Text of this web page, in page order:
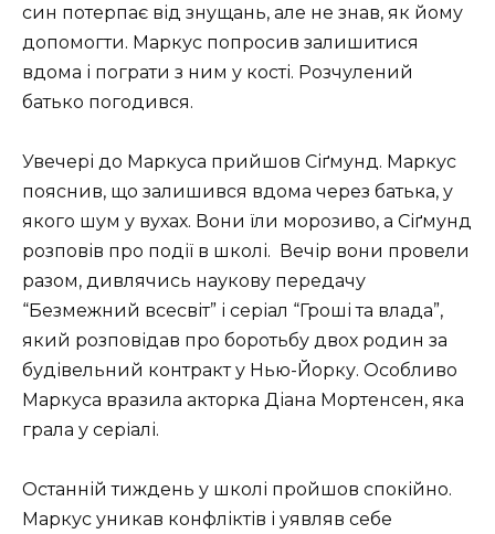
син потерпає від знущань, але не знав, як йому
допомогти. Маркус попросив залишитися
вдома і пограти з ним у кості. Розчулений
батько погодився.
Увечері до Маркуса прийшов Сіґмунд. Маркус
пояснив, що залишився вдома через батька, у
якого шум у вухах. Вони їли морозиво, а Сіґмунд
розповів про події в школі. Вечір вони провели
разом, дивлячись наукову передачу
“Безмежний всесвіт” і серіал “Гроші та влада”,
який розповідав про боротьбу двох родин за
будівельний контракт у Нью-Йорку. Особливо
Маркуса вразила акторка Діана Мортенсен, яка
грала у серіалі.
Останній тиждень у школі пройшов спокійно.
Маркус уникав конфліктів і уявляв себе